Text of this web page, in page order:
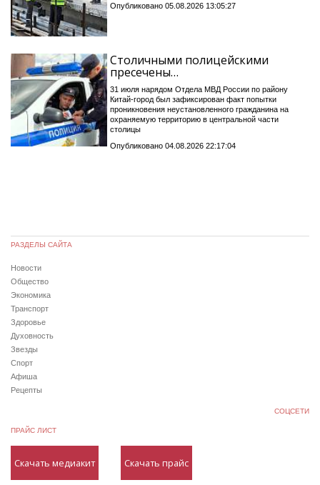
Опубликовано 05.08.2026 13:05:27
Столичными полицейскими
пресечены…
31 июля нарядом Отдела МВД России по району
Китай-город был зафиксирован факт попытки
проникновения неустановленного гражданина на
охраняемую территорию в центральной части
столицы
Опубликовано 04.08.2026 22:17:04
РАЗДЕЛЫ САЙТА
Новости
Общество
Экономика
Транспорт
Здоровье
Духовность
Звезды
Спорт
Афиша
Рецепты
СОЦСЕТИ
ПРАЙС ЛИСТ
Скачать медиакит Скачать прайс